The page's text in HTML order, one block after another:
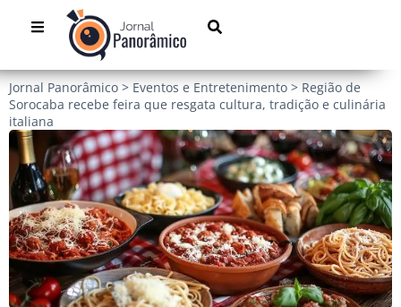
Jornal Panorâmico > Eventos e Entretenimento > Região de
Sorocaba recebe feira que resgata cultura, tradição e culinária
italiana